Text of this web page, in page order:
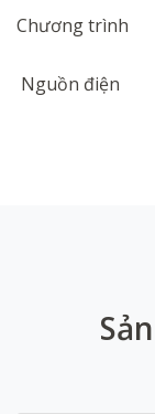
Chương trình
Nguồn điện